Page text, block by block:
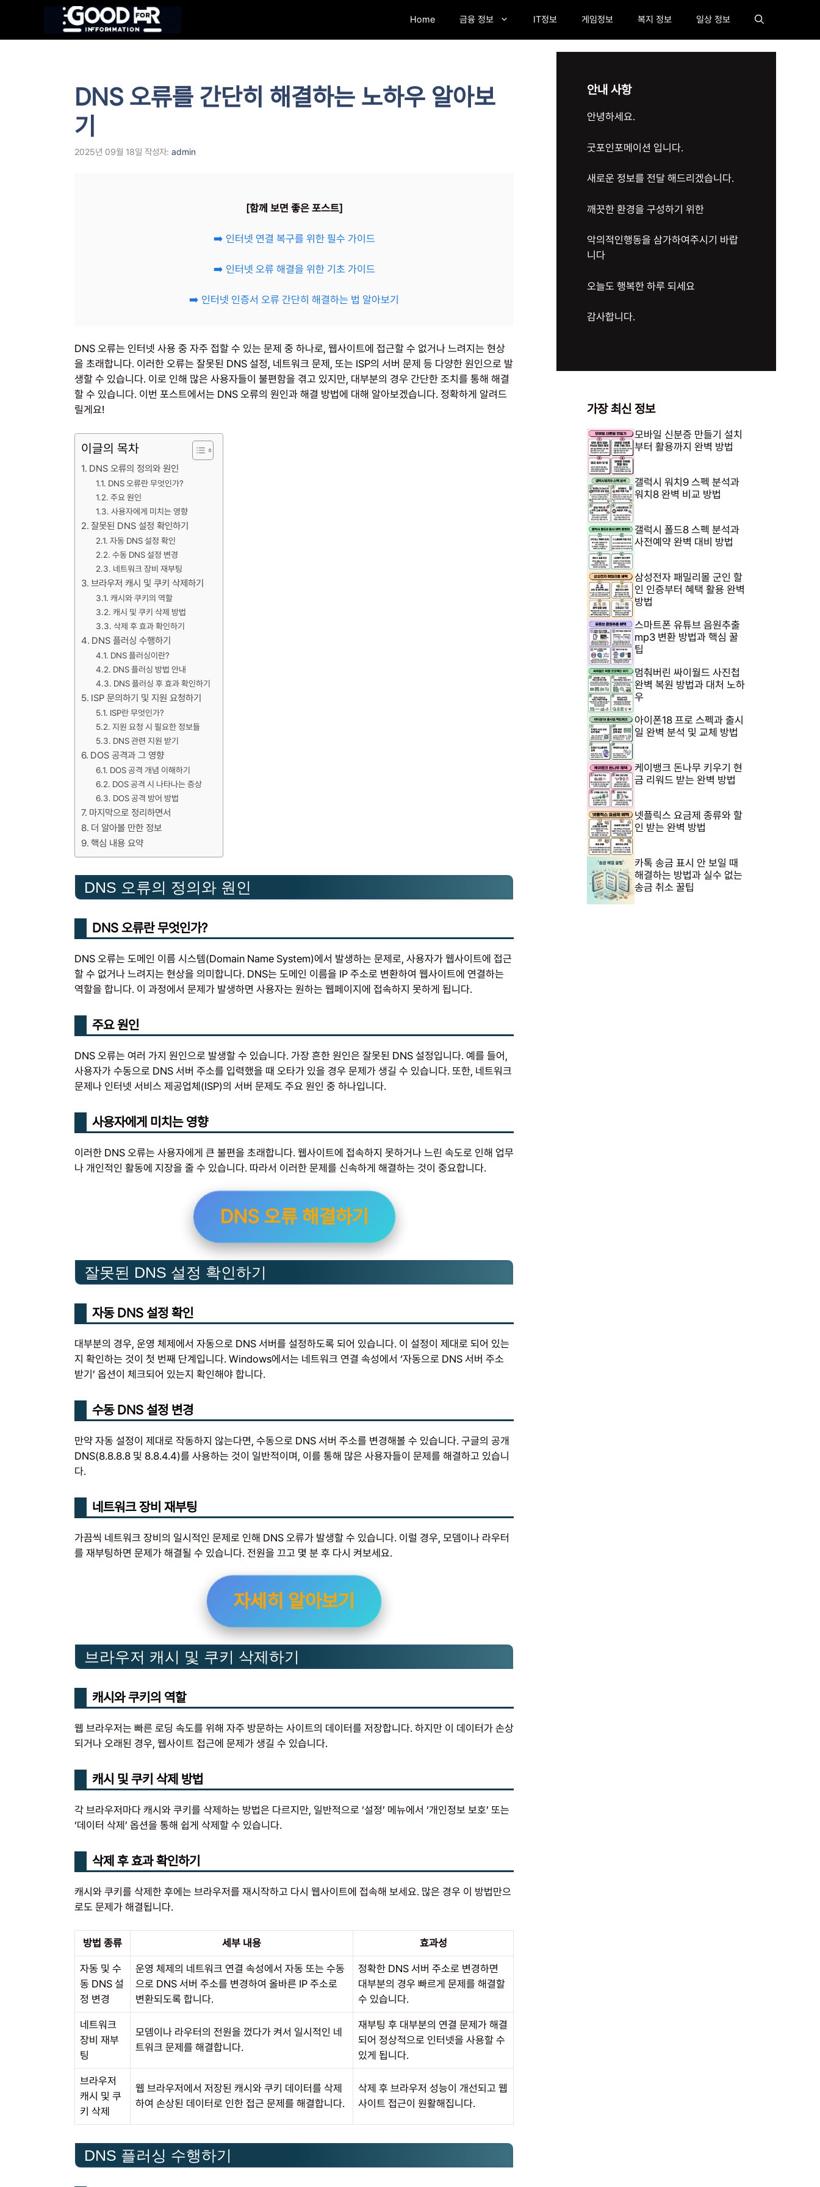
츠
Home 금융 정보 IT정보 게임정보 복지 정보 일상 정보
DNS 오류를 간단히 해결하는 노하우 알아보
기
2025년 09월 18일 작성자: admin
[함께 보면 좋은 포스트]
➡️ 인터넷 연결 복구를 위한 필수 가이드
➡️ 인터넷 오류 해결을 위한 기초 가이드
➡️ 인터넷 인증서 오류 간단히 해결하는 법 알아보기
DNS 오류는 인터넷 사용 중 자주 접할 수 있는 문제 중 하나로, 웹사이트에 접근할 수 없거나 느려지는 현상
을 초래합니다. 이러한 오류는 잘못된 DNS 설정, 네트워크 문제, 또는 ISP의 서버 문제 등 다양한 원인으로 발
생할 수 있습니다. 이로 인해 많은 사용자들이 불편함을 겪고 있지만, 대부분의 경우 간단한 조치를 통해 해결
할 수 있습니다. 이번 포스트에서는 DNS 오류의 원인과 해결 방법에 대해 알아보겠습니다. 정확하게 알려드
릴게요!
이글의 목차
DNS 오류의 정의와 원인
DNS 오류란 무엇인가?
주요 원인
사용자에게 미치는 영향
잘못된 DNS 설정 확인하기
자동 DNS 설정 확인
수동 DNS 설정 변경
네트워크 장비 재부팅
브라우저 캐시 및 쿠키 삭제하기
캐시와 쿠키의 역할
캐시 및 쿠키 삭제 방법
삭제 후 효과 확인하기
DNS 플러싱 수행하기
DNS 플러싱이란?
DNS 플러싱 방법 안내
DNS 플러싱 후 효과 확인하기
ISP 문의하기 및 지원 요청하기
ISP란 무엇인가?
지원 요청 시 필요한 정보들
DNS 관련 지원 받기
DOS 공격과 그 영향
DOS 공격 개념 이해하기
DOS 공격 시 나타나는 증상
DOS 공격 방어 방법
마지막으로 정리하면서
더 알아볼 만한 정보
핵심 내용 요약
DNS 오류의 정의와 원인
DNS 오류란 무엇인가?
DNS 오류는 도메인 이름 시스템(Domain Name System)에서 발생하는 문제로, 사용자가 웹사이트에 접근
할 수 없거나 느려지는 현상을 의미합니다. DNS는 도메인 이름을 IP 주소로 변환하여 웹사이트에 연결하는
역할을 합니다. 이 과정에서 문제가 발생하면 사용자는 원하는 웹페이지에 접속하지 못하게 됩니다.
주요 원인
DNS 오류는 여러 가지 원인으로 발생할 수 있습니다. 가장 흔한 원인은 잘못된 DNS 설정입니다. 예를 들어,
사용자가 수동으로 DNS 서버 주소를 입력했을 때 오타가 있을 경우 문제가 생길 수 있습니다. 또한, 네트워크
문제나 인터넷 서비스 제공업체(ISP)의 서버 문제도 주요 원인 중 하나입니다.
사용자에게 미치는 영향
이러한 DNS 오류는 사용자에게 큰 불편을 초래합니다. 웹사이트에 접속하지 못하거나 느린 속도로 인해 업무
나 개인적인 활동에 지장을 줄 수 있습니다. 따라서 이러한 문제를 신속하게 해결하는 것이 중요합니다.
DNS 오류 해결하기
잘못된 DNS 설정 확인하기
자동 DNS 설정 확인
대부분의 경우, 운영 체제에서 자동으로 DNS 서버를 설정하도록 되어 있습니다. 이 설정이 제대로 되어 있는
지 확인하는 것이 첫 번째 단계입니다. Windows에서는 네트워크 연결 속성에서 ‘자동으로 DNS 서버 주소
받기’ 옵션이 체크되어 있는지 확인해야 합니다.
수동 DNS 설정 변경
만약 자동 설정이 제대로 작동하지 않는다면, 수동으로 DNS 서버 주소를 변경해볼 수 있습니다. 구글의 공개
DNS(8.8.8.8 및 8.8.4.4)를 사용하는 것이 일반적이며, 이를 통해 많은 사용자들이 문제를 해결하고 있습니
다.
네트워크 장비 재부팅
가끔씩 네트워크 장비의 일시적인 문제로 인해 DNS 오류가 발생할 수 있습니다. 이럴 경우, 모뎀이나 라우터
를 재부팅하면 문제가 해결될 수 있습니다. 전원을 끄고 몇 분 후 다시 켜보세요.
자세히 알아보기
브라우저 캐시 및 쿠키 삭제하기
캐시와 쿠키의 역할
웹 브라우저는 빠른 로딩 속도를 위해 자주 방문하는 사이트의 데이터를 저장합니다. 하지만 이 데이터가 손상
되거나 오래된 경우, 웹사이트 접근에 문제가 생길 수 있습니다.
캐시 및 쿠키 삭제 방법
각 브라우저마다 캐시와 쿠키를 삭제하는 방법은 다르지만, 일반적으로 ‘설정’ 메뉴에서 ‘개인정보 보호’ 또는
‘데이터 삭제’ 옵션을 통해 쉽게 삭제할 수 있습니다.
삭제 후 효과 확인하기
캐시와 쿠키를 삭제한 후에는 브라우저를 재시작하고 다시 웹사이트에 접속해 보세요. 많은 경우 이 방법만으
로도 문제가 해결됩니다.
방법 종류 세부 내용 효과성
자동 및 수
동 DNS 설
정 변경
운영 체제의 네트워크 연결 속성에서 자동 또는 수동
으로 DNS 서버 주소를 변경하여 올바른 IP 주소로
변환되도록 합니다.
정확한 DNS 서버 주소로 변경하면
대부분의 경우 빠르게 문제를 해결할
수 있습니다.
네트워크
장비 재부
팅
모뎀이나 라우터의 전원을 껐다가 켜서 일시적인 네
트워크 문제를 해결합니다.
재부팅 후 대부분의 연결 문제가 해결
되어 정상적으로 인터넷을 사용할 수
있게 됩니다.
브라우저
캐시 및 쿠
키 삭제
웹 브라우저에서 저장된 캐시와 쿠키 데이터를 삭제
하여 손상된 데이터로 인한 접근 문제를 해결합니다.
삭제 후 브라우저 성능이 개선되고 웹
사이트 접근이 원활해집니다.
DNS 플러싱 수행하기
안내 사항
안녕하세요.
굿포인포메이션 입니다.
새로운 정보를 전달 해드리겠습니다.
깨끗한 환경을 구성하기 위한
악의적인행동을 삼가하여주시기 바랍
니다
오늘도 행복한 하루 되세요
감사합니다.
가장 최신 정보
모바일 신분증 만들기 설치
부터 활용까지 완벽 방법
갤럭시 워치9 스펙 분석과
워치8 완벽 비교 방법
갤럭시 폴드8 스펙 분석과
사전예약 완벽 대비 방법
삼성전자 패밀리몰 군인 할
인 인증부터 혜택 활용 완벽
방법
스마트폰 유튜브 음원추출
mp3 변환 방법과 핵심 꿀
팁
멈춰버린 싸이월드 사진첩
완벽 복원 방법과 대처 노하
우
아이폰18 프로 스펙과 출시
일 완벽 분석 및 교체 방법
케이뱅크 돈나무 키우기 현
금 리워드 받는 완벽 방법
넷플릭스 요금제 종류와 할
인 받는 완벽 방법
카톡 송금 표시 안 보일 때
해결하는 방법과 실수 없는
송금 취소 꿀팁